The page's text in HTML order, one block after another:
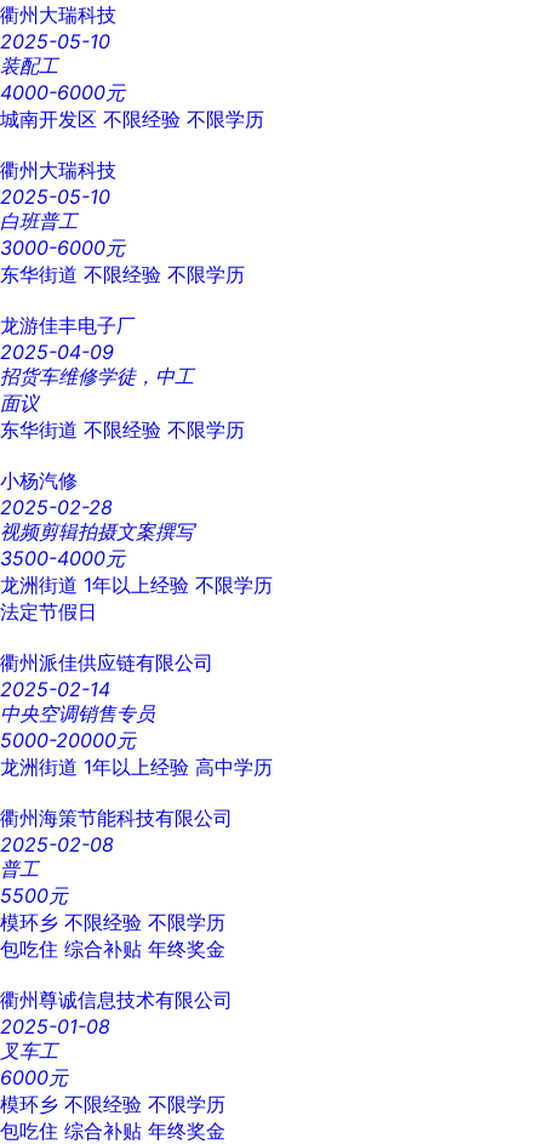
衢州大瑞科技
2025-05-10
装配工
4000-6000元
城南开发区 不限经验 不限学历
衢州大瑞科技
2025-05-10
白班普工
3000-6000元
东华街道 不限经验 不限学历
龙游佳丰电子厂
2025-04-09
招货车维修学徒，中工
面议
东华街道 不限经验 不限学历
小杨汽修
2025-02-28
视频剪辑拍摄文案撰写
3500-4000元
龙洲街道 1年以上经验 不限学历
法定节假日
衢州派佳供应链有限公司
2025-02-14
中央空调销售专员
5000-20000元
龙洲街道 1年以上经验 高中学历
衢州海策节能科技有限公司
2025-02-08
普工
5500元
模环乡 不限经验 不限学历
包吃住 综合补贴 年终奖金
衢州尊诚信息技术有限公司
2025-01-08
叉车工
6000元
模环乡 不限经验 不限学历
包吃住 综合补贴 年终奖金